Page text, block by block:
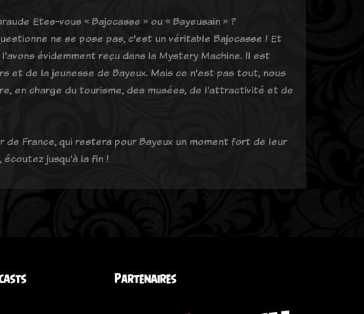
Etes-vous « Bajocasse » ou « Bayeusain » ?
ne se pose pas, c'est un véritable Bajocasse ! Et
évidemment reçu dans la Mystery Machine. Il est
et de la jeunesse de Bayeux. Mais ce n'est pas tout, nous
en charge du tourisme, des musées, de l'attractivité et de
France, qui restera pour Bayeux un moment fort de leur
jusqu'à la fin !
Partenaires